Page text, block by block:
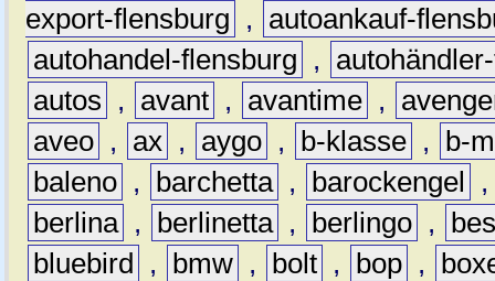
export-flensburg
,
autoankauf-
autohandel-flensburg
,
autos
, avant , avantime ,
aveo , ax , aygo , b-klasse ,
b-
baleno , barchetta , barockengel
berlina , berlinetta , berlingo ,
bluebird
, bmw , bolt , bop ,